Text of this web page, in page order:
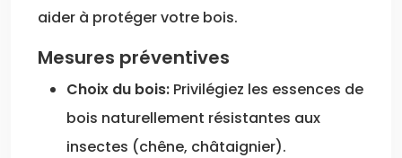
aider à protéger votre bois.
Mesures préventives
Choix du bois: Privilégiez les essences de
bois naturellement résistantes aux
insectes (chêne, châtaignier).